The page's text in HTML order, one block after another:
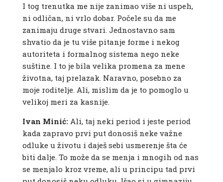
I tog trenutka me nije zanimao više ni uspeh,
ni odličan, ni vrlo dobar. Počele su da me
zanimaju druge stvari. Jednostavno sam
shvatio da je tu više pitanje forme i nekog
autoriteta i formalnog sistema nego neke
suštine. I to je bila velika promena za mene
životna, taj prelazak. Naravno, posebno za
moje roditelje. Ali, mislim da je to pomoglo u
velikoj meri za kasnije.
Ivan Minić:Ali, taj neki period i jeste period
kada zapravo prvi put donosiš neke važne
odluke u životu i daješ sebi usmerenje šta će
biti dalje. To može da se menja i mnogih od nas
se menjalo kroz vreme, ali u principu tad prvi